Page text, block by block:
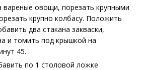
вареные овощи, порезать крупными
крупно колбасу. Положить
два стакана закваски,
и томить под крышкой на
45.
по 1 столовой ложке